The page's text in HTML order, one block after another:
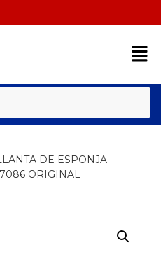
DE ESPONJA
ORIGINAL